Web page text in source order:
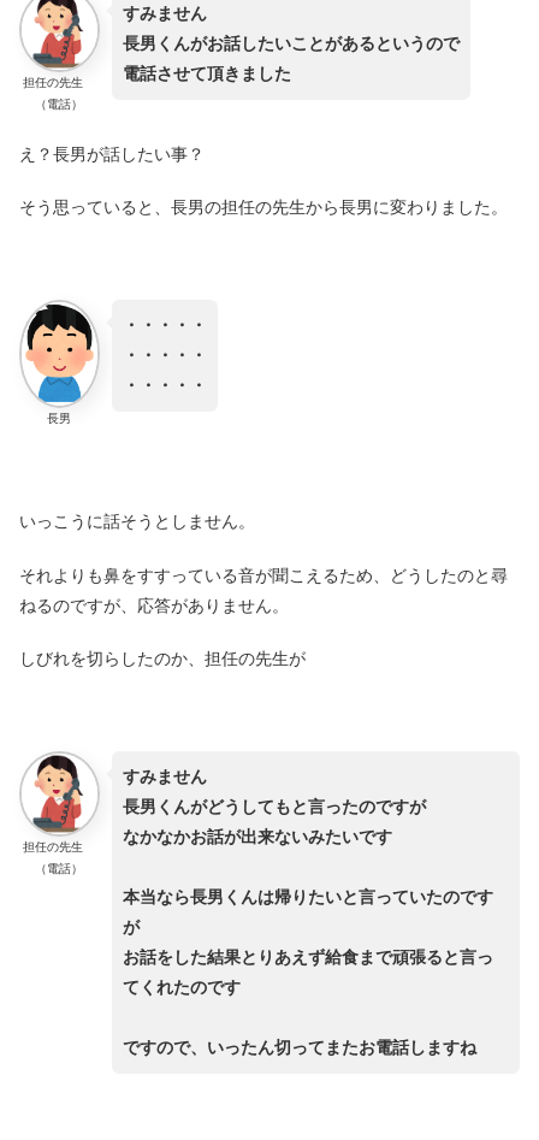
担任の先生
（電話）
すみません
長男くんがお話したいことがあるというので
電話させて頂きました
え？長男が話したい事？
そう思っていると、長男の担任の先生から長男に変わりました。
長男
・・・・・
・・・・・
・・・・・
いっこうに話そうとしません。
それよりも鼻をすすっている音が聞こえるため、どうしたのと尋
ねるのですが、応答がありません。
しびれを切らしたのか、担任の先生が
担任の先生
（電話）
すみません
長男くんがどうしてもと言ったのですが
なかなかお話が出来ないみたいです
本当なら長男くんは帰りたいと言っていたのです
が
お話をした結果とりあえず給食まで頑張ると言っ
てくれたのです
ですので、 いったん切ってまたお電話しますね